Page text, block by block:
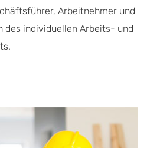
Arbeitnehmer und
des individuellen Arbeits- und